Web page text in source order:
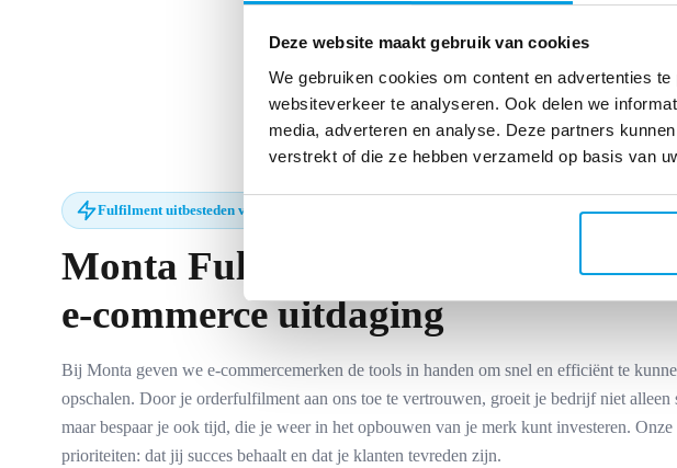
Deze website maakt gebruik van cookies
We gebruiken cookies om content en advertenties
websiteverkeer te analyseren. Ook delen we
media, adverteren en analyse. Deze partners
verstrekt of die ze hebben verzameld op basis van
Fulfilment uitbesteden voor e-commerce
Monta Fulfilment:
Logistiek voor
e-commerce uitdaging
Bij Monta geven we e-commercemerken de tools in handen om snel en efficiënt te
opschalen. Door je orderfulfilment aan ons toe te vertrouwen, groeit je bedrijf niet alleen
maar bespaar je ook tijd, die je weer in het opbouwen van je merk kunt investeren. Onze
prioriteiten: dat jij succes behaalt en dat je klanten tevreden zijn.